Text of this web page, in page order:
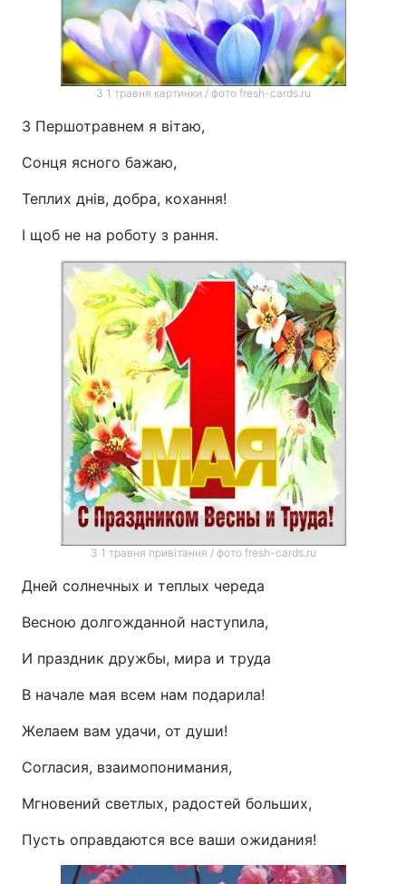
З 1 травня картинки / фото fresh-cards.ru
З Першотравнем я вітаю,
Сонця ясного бажаю,
Теплих днів, добра, кохання!
І щоб не на роботу з рання.
З 1 травня привітання / фото fresh-cards.ru
Дней солнечных и теплых череда
Весною долгожданной наступила,
И праздник дружбы, мира и труда
В начале мая всем нам подарила!
Желаем вам удачи, от души!
Согласия, взаимопонимания,
Мгновений светлых, радостей больших,
Пусть оправдаются все ваши ожидания!